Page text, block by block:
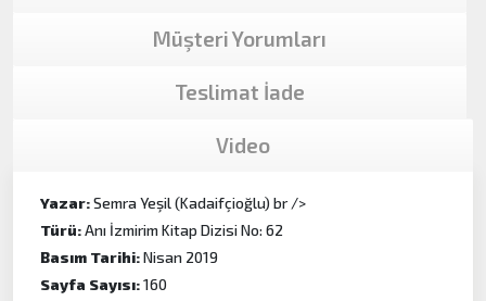
Müşteri Yorumları
Teslimat İade
Video
Yazar:Semra Yeşil (Kadaifçioğlu) br />
Türü:Anı İzmirim Kitap Dizisi No: 62
Basım Tarihi:Nisan 2019
Sayfa Sayısı:160